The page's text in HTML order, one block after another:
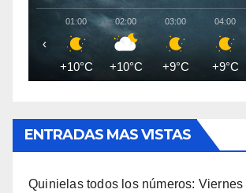
01:00
+10°C
02:00
+10°C
03:00
+9°C
04:00
+9°C
‹
ENTRADAS MAS VISTAS
Quinielas todos los números: Viernes